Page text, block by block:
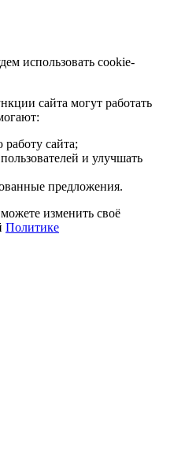
использовать cookie-
сайта могут работать
сайта;
и улучшать
предложения.
изменить своё
Политике